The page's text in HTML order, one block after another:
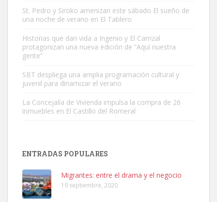
Busco adopción responsable para mi perra. Pastor alemán,
hembra, 4 años. Por motivos personales ...
Leales.org » Gran Canaria
Leales.org » Gran Canaria
St. Pedro y Siroko amenizan este sábado El sueño de
una noche de verano en El Tablero
Historias que dan vida a Ingenio y El Carrizal
protagonizan una nueva edición de “Aquí nuestra
gente”
SBT despliega una amplia programación cultural y
juvenil para dinamizar el verano
La Concejalía de Vivienda impulsa la compra de 26
inmuebles en El Castillo del Romeral
ENTRADAS POPULARES
Migrantes: entre el drama y el negocio
19 septiembre, 2020